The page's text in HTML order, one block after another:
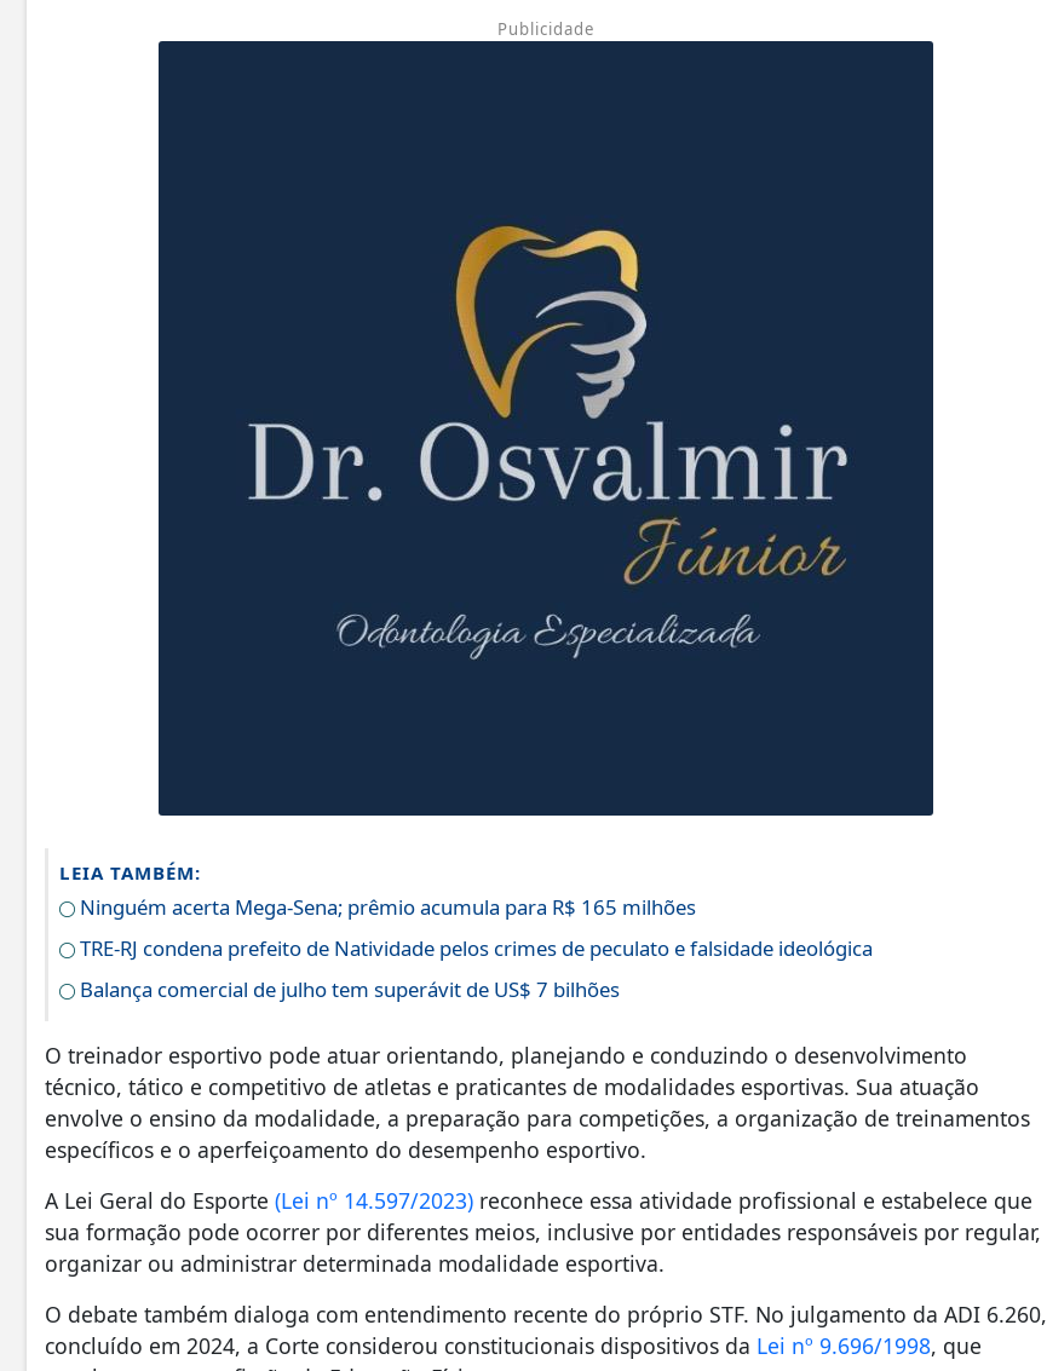
Publicidade
LEIA TAMBÉM:
Ninguém acerta Mega-Sena; prêmio acumula para R$ 165 milhões
TRE-RJ condena prefeito de Natividade pelos crimes de peculato e falsidade ideológica
Balança comercial de julho tem superávit de US$ 7 bilhões
O treinador esportivo pode atuar orientando, planejando e conduzindo o desenvolvimento
técnico, tático e competitivo de atletas e praticantes de modalidades esportivas. Sua atuação
envolve o ensino da modalidade, a preparação para competições, a organização de treinamentos
específicos e o aperfeiçoamento do desempenho esportivo.
A Lei Geral do Esporte (Lei nº 14.597/2023) reconhece essa atividade profissional e estabelece que
sua formação pode ocorrer por diferentes meios, inclusive por entidades responsáveis por regular,
organizar ou administrar determinada modalidade esportiva.
O debate também dialoga com entendimento recente do próprio STF. No julgamento da ADI 6.260,
concluído em 2024, a Corte considerou constitucionais dispositivos da Lei nº 9.696/1998, que